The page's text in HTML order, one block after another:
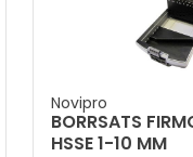
Novipro
BORRSATS
HSSE 1-10 MM